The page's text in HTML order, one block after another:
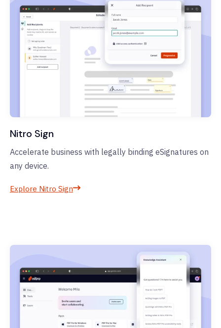
Nitro Sign
Accelerate business with legally binding eSignatures on
any device.
Explore Nitro Sign